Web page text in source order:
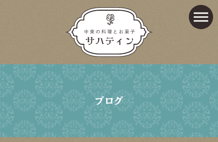
ブログ